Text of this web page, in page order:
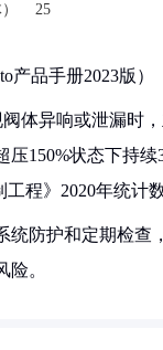
25
产品手册2023版）
体异响或泄漏时
压150%状态下持
程》2020年统计
统防护和定期检查
险。